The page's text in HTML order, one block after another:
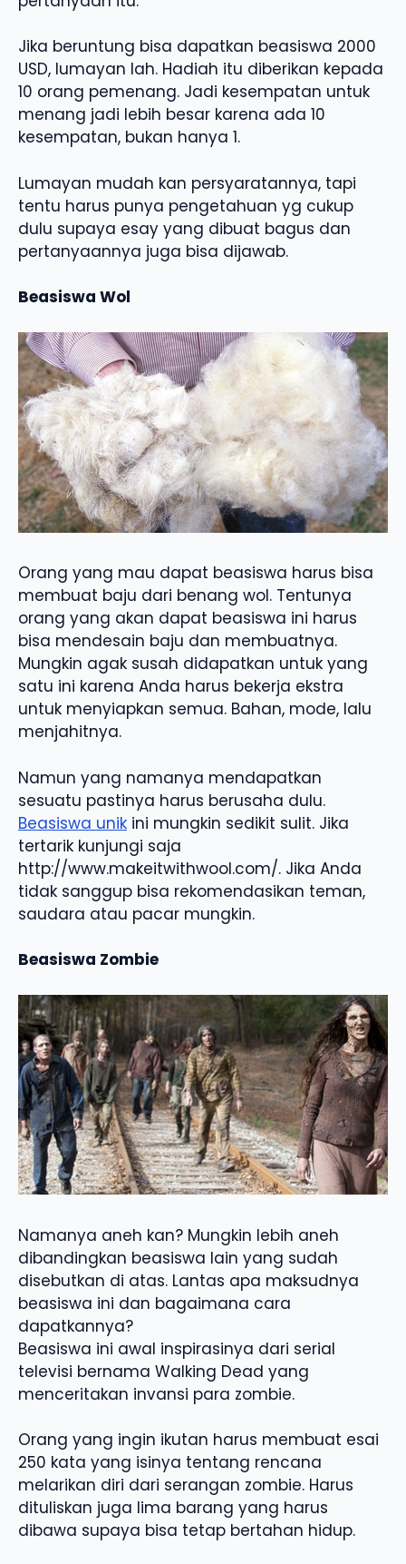
Jika beruntung bisa dapatkan beasiswa 2000
USD, lumayan lah. Hadiah itu diberikan kepada
10 orang pemenang. Jadi kesempatan untuk
menang jadi lebih besar karena ada 10
kesempatan, bukan hanya 1.
Lumayan mudah kan persyaratannya, tapi
tentu harus punya pengetahuan yg cukup
dulu supaya esay yang dibuat bagus dan
pertanyaannya juga bisa dijawab.
Beasiswa Wol
Orang yang mau dapat beasiswa harus bisa
membuat baju dari benang wol. Tentunya
orang yang akan dapat beasiswa ini harus
bisa mendesain baju dan membuatnya.
Mungkin agak susah didapatkan untuk yang
satu ini karena Anda harus bekerja ekstra
untuk menyiapkan semua. Bahan, mode, lalu
menjahitnya.
Namun yang namanya mendapatkan
sesuatu pastinya harus berusaha dulu.
Beasiswa unik ini mungkin sedikit sulit. Jika
tertarik kunjungi saja
http://www.makeitwithwool.com/. Jika Anda
tidak sanggup bisa rekomendasikan teman,
saudara atau pacar mungkin.
Beasiswa Zombie
Namanya aneh kan? Mungkin lebih aneh
dibandingkan beasiswa lain yang sudah
disebutkan di atas. Lantas apa maksudnya
beasiswa ini dan bagaimana cara
dapatkannya?
Beasiswa ini awal inspirasinya dari serial
televisi bernama Walking Dead yang
menceritakan invansi para zombie.
Orang yang ingin ikutan harus membuat esai
250 kata yang isinya tentang rencana
melarikan diri dari serangan zombie. Harus
dituliskan juga lima barang yang harus
dibawa supaya bisa tetap bertahan hidup.